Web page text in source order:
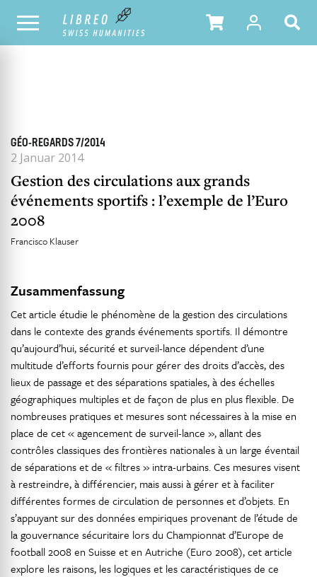
ALLE HEFTE INHALTSÜBERSICHT DER AUSGABE
GÉO-REGARDS 7/2014
2 Januar 2014
Gestion des circulations aux grands
événements sportifs : l’exemple de l’Euro
2008
Francisco Klauser
Zusammenfassung
Cet article étudie le phénomène de la gestion des circulations
dans le contexte des grands événements sportifs. Il démontre
qu’aujourd’hui, sécurité et surveil-lance dépendent d’une
multitude d’efforts fournis pour gérer des droits d’accès, des
lieux de passage et des séparations spatiales, à des échelles
géographiques multiples et de façon de plus en plus flexible. De
nombreuses pratiques et mesures sont nécessaires à la mise en
place de cet « agencement de surveil-lance », allant des
contrôles classiques des frontières nationales à un large éventail
de séparations et de « filtres » intra-urbains. Ces mesures visent
à restreindre, à différencier, mais aussi à gérer et à faciliter
différentes formes de circulation de personnes et d’objets. En
s’appuyant sur des données empiriques provenant de l’étude de
la gouvernance sécuritaire lors du Championnat d’Europe de
football 2008 en Suisse et en Autriche (Euro 2008), cet article
explore les raisons, les logiques et les caractéristiques de ce